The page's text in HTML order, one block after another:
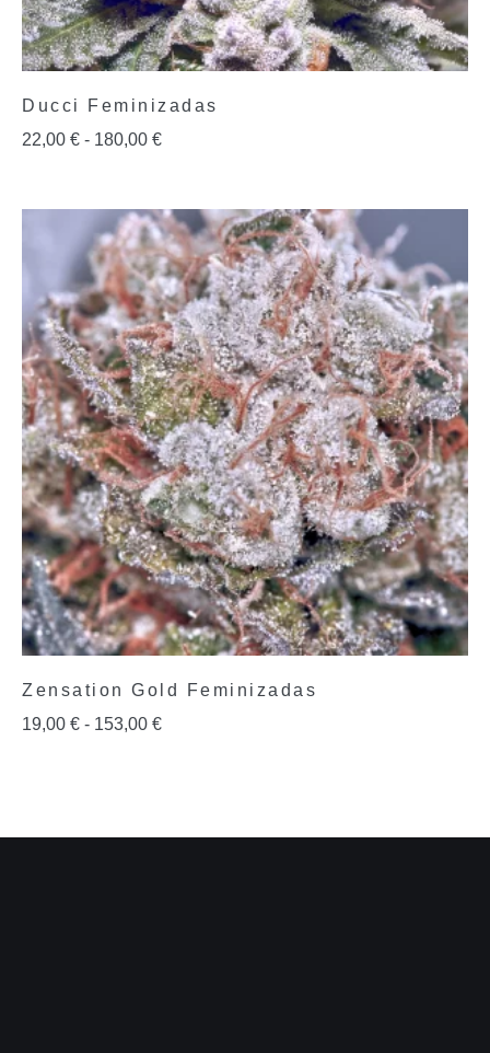
Ducci Feminizadas
22,00 € - 180,00 €
Zensation Gold Feminizadas
19,00 € - 153,00 €